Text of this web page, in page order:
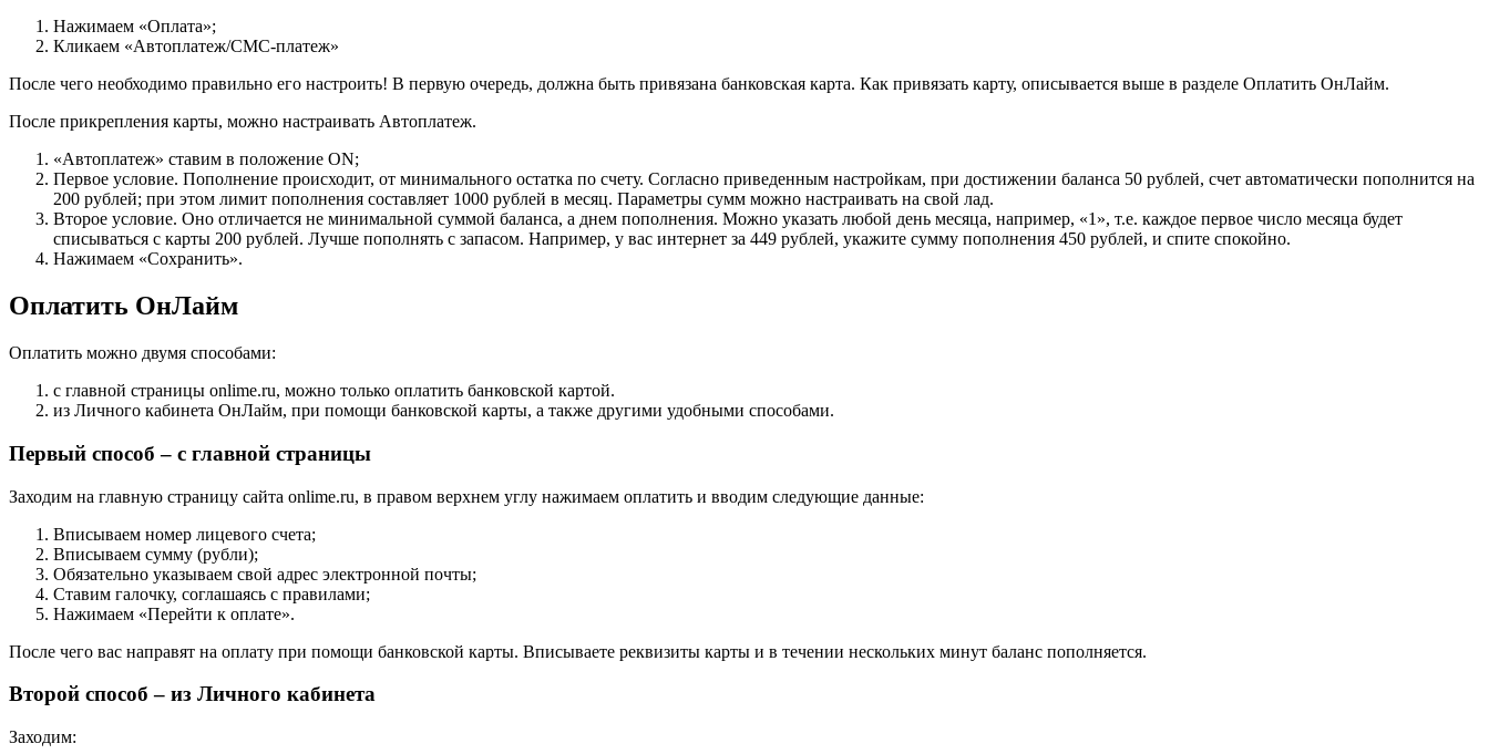
Нажимаем «Оплата»;
Кликаем «Автоплатеж/СМС-платеж»
После чего необходимо правильно его настроить! В первую очередь, должна быть привязана банковская карта. Как привязать карту, описывается выше в разделе Оплатить ОнЛайм.
После прикрепления карты, можно настраивать Автоплатеж.
«Автоплатеж» ставим в положение ON;
Первое условие. Пополнение происходит, от минимального остатка по счету. Согласно приведенным настройкам, при достижении баланса 50 рублей, счет автоматически пополнится на
200 рублей; при этом лимит пополнения составляет 1000 рублей в месяц. Параметры сумм можно настраивать на свой лад.
Второе условие. Оно отличается не минимальной суммой баланса, а днем пополнения. Можно указать любой день месяца, например, «1», т.е. каждое первое число месяца будет
списываться с карты 200 рублей. Лучше пополнять с запасом. Например, у вас интернет за 449 рублей, укажите сумму пополнения 450 рублей, и спите спокойно.
Нажимаем «Сохранить».
Оплатить ОнЛайм
Оплатить можно двумя способами:
с главной страницы onlime.ru, можно только оплатить банковской картой.
из Личного кабинета ОнЛайм, при помощи банковской карты, а также другими удобными способами.
Первый способ – с главной страницы
Заходим на главную страницу сайта onlime.ru, в правом верхнем углу нажимаем оплатить и вводим следующие данные:
Вписываем номер лицевого счета;
Вписываем сумму (рубли);
Обязательно указываем свой адрес электронной почты;
Ставим галочку, соглашаясь с правилами;
Нажимаем «Перейти к оплате».
После чего вас направят на оплату при помощи банковской карты. Вписываете реквизиты карты и в течении нескольких минут баланс пополняется.
Второй способ – из Личного кабинета
Заходим: